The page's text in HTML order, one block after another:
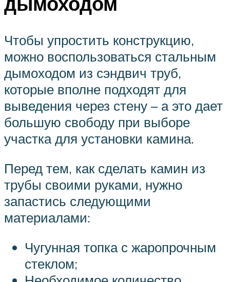
Чтобы упростить конструкцию,
можно воспользоваться стальным
дымоходом из сэндвич труб,
которые вполне подходят для
выведения через стену – а это дает
большую свободу при выборе
участка для установки камина.
Перед тем, как сделать камин из
трубы своими руками, нужно
запастись следующими
материалами:
Чугунная топка с жаропрочным
стеклом;